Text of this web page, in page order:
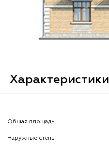
Характеристики
Общая площадь
Наружные стены